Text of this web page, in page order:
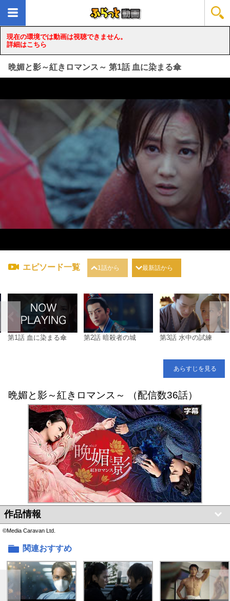
現在の環境では動画は視聴できません。
詳細はこちら
晩媚と影～紅きロマンス～ 第1話 血に染まる傘
loading...
エピソード一覧 1話から 最新話から
第1話 血に染まる傘 第2話 暗殺者の城 第3話 水中の試練
あらすじを見る
晩媚と影～紅きロマンス～ （配信数36話）
作品情報
©Media Caravan Ltd.
関連おすすめ